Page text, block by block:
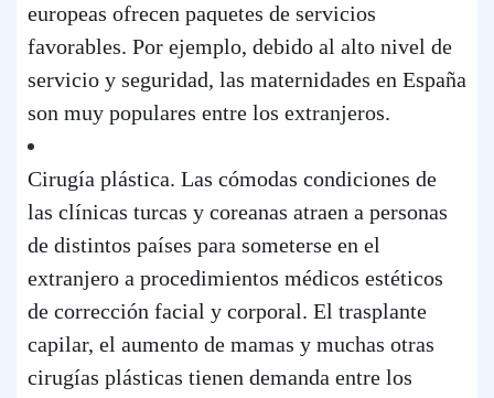
europeas ofrecen paquetes de servicios
favorables. Por ejemplo, debido al alto nivel de
servicio y seguridad, las maternidades en España
son muy populares entre los extranjeros.
Cirugía plástica. Las cómodas condiciones de
las clínicas turcas y coreanas atraen a personas
de distintos países para someterse en el
extranjero a procedimientos médicos estéticos
de corrección facial y corporal. El trasplante
capilar, el aumento de mamas y muchas otras
cirugías plásticas tienen demanda entre los